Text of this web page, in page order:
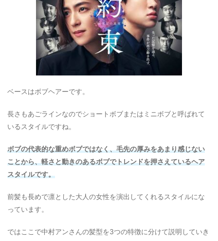
ベースはボブヘアーです。
長さもあごラインなのでショートボブまたはミニボブと呼ばれて
いるスタイルですね。
ボブの代表的な重めボブではなく、毛先の厚みをあまり感じない
ことから、軽さと動きのあるボブでトレンドを押さえているヘア
スタイルです。
前髪も長めで凛とした大人の女性を演出してくれるスタイルにな
っています。
ではここで中村アンさんの髪型を3つの特徴に分けて説明していき